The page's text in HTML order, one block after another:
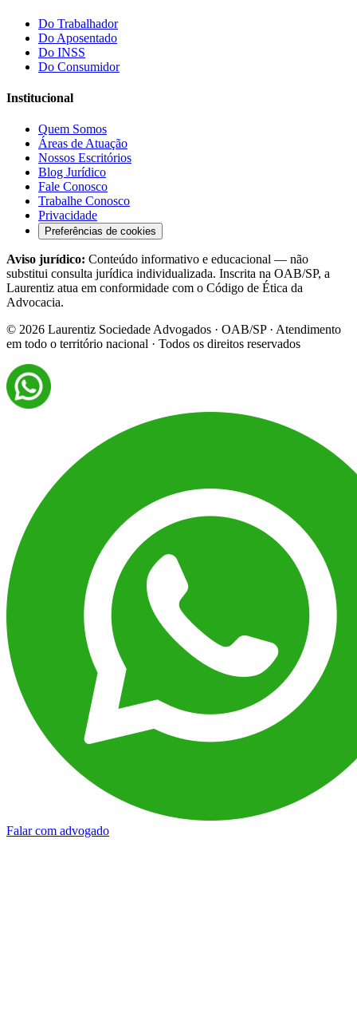
Do Trabalhador
Do Aposentado
Do INSS
Do Consumidor
Institucional
Quem Somos
Áreas de Atuação
Nossos Escritórios
Blog Jurídico
Fale Conosco
Trabalhe Conosco
Privacidade
Preferências de cookies
Aviso jurídico: Conteúdo informativo e educacional — não
substitui consulta jurídica individualizada. Inscrita na OAB/SP, a
Laurentiz atua em conformidade com o Código de Ética da
Advocacia.
© 2026 Laurentiz Sociedade Advogados · OAB/SP · Atendimento
em todo o território nacional · Todos os direitos reservados
Falar com advogado